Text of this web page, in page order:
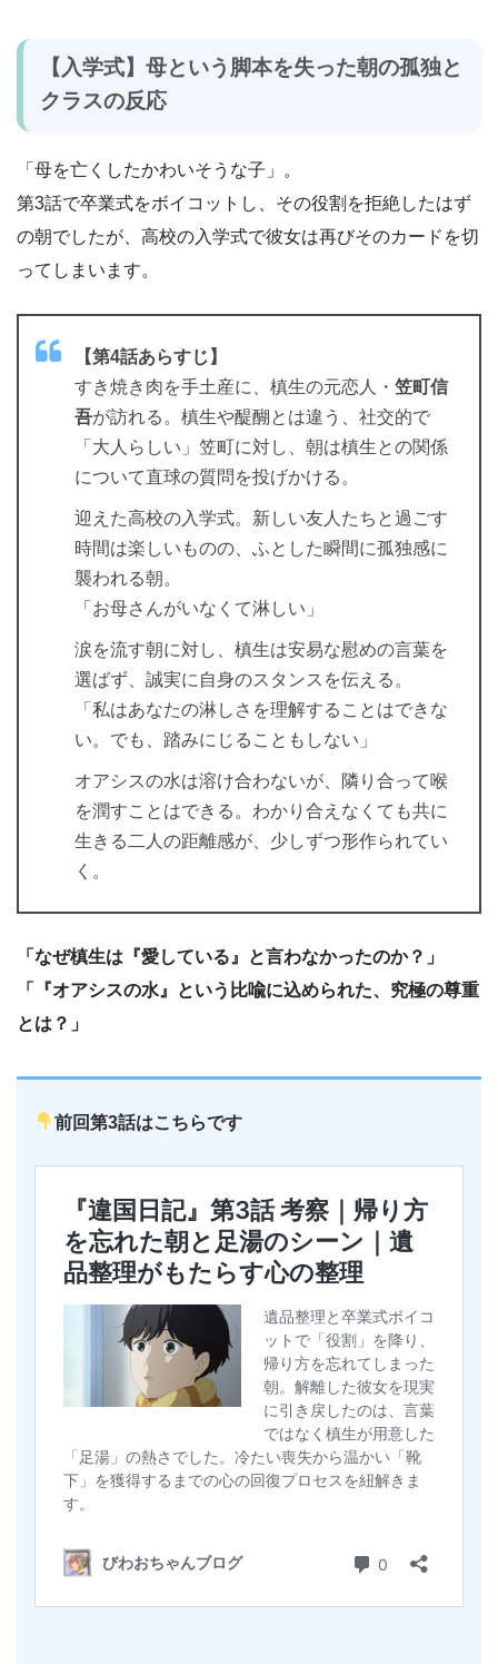
【入学式】母という脚本を失った朝の孤独と
クラスの反応
「母を亡くしたかわいそうな子」。
第3話で卒業式をボイコットし、その役割を拒絶したはず
の朝でしたが、高校の入学式で彼女は再びそのカードを切
ってしまいます。
【第4話あらすじ】
すき焼き肉を手土産に、槙生の元恋人・ 笠町信
吾が訪れる。槙生や醍醐とは違う、社交的で
「大人らしい」笠町に対し、朝は槙生との関係
について直球の質問を投げかける。
迎えた高校の入学式。新しい友人たちと過ごす
時間は楽しいものの、ふとした瞬間に孤独感に
襲われる朝。
「お母さんがいなくて淋しい」
涙を流す朝に対し、槙生は安易な慰めの言葉を
選ばず、誠実に自身のスタンスを伝える。
「私はあなたの淋しさを理解することはできな
い。でも、踏みにじることもしない」
オアシスの水は溶け合わないが、隣り合って喉
を潤すことはできる。わかり合えなくても共に
生きる二人の距離感が、少しずつ形作られてい
く。
「なぜ槙生は『愛している』と言わなかったのか？」
「『オアシスの水』という比喩に込められた、究極の尊重
とは？」
前回第3話はこちらです